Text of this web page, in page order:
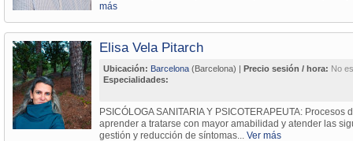
más
Elisa Vela Pitarch
Ubicación: Barcelona (Barcelona) | Precio sesión / hora: No
Especialidades:
PSICÓLOGA SANITARIA Y PSICOTERAPEUTA:
aprender a tratarse con mayor amabilidad y atender las
gestión y reducción de síntomas... Ver más